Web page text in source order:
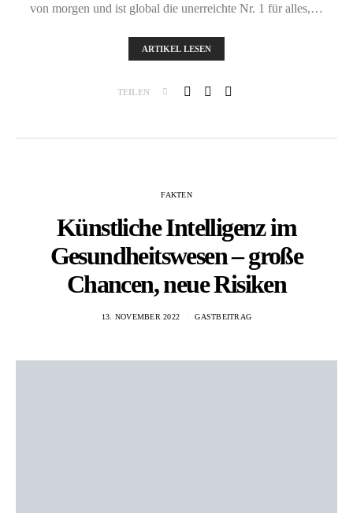
von morgen und ist global die unerreichte Nr. 1 für alles,…
ARTIKEL LESEN
TEILEN
FAKTEN
Künstliche Intelligenz im
Gesundheitswesen – große
Chancen, neue Risiken
13. NOVEMBER 2022 GASTBEITRAG